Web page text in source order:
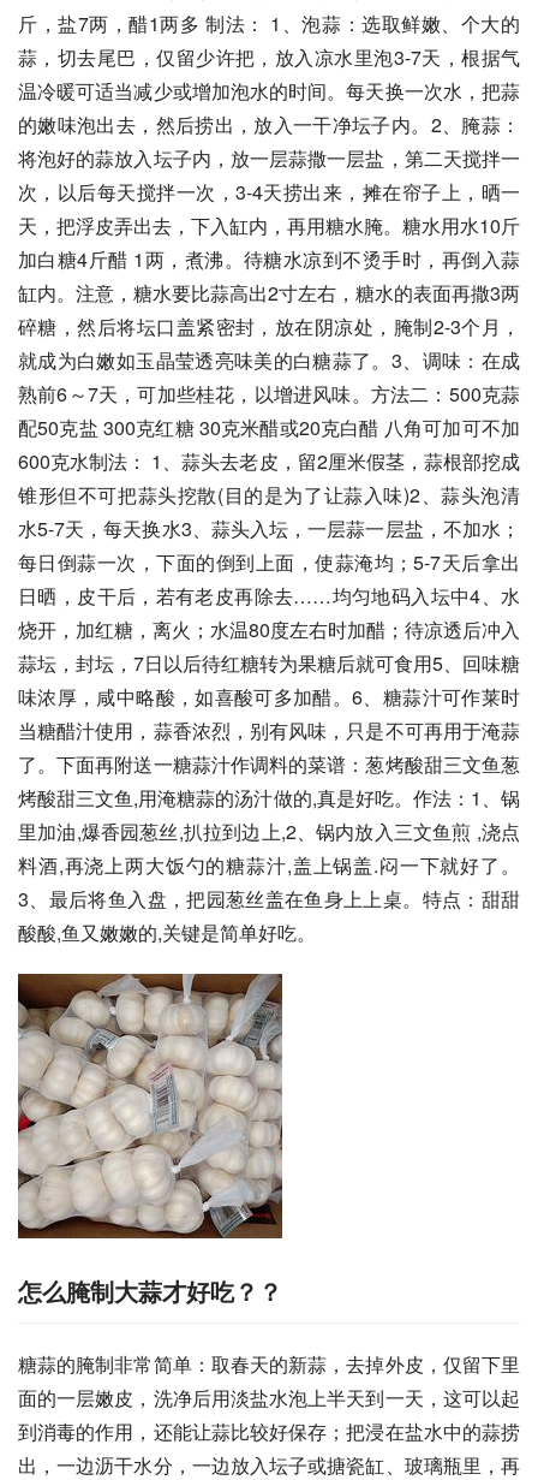
斤，盐7两，醋1两多 制法： 1、泡蒜：选取鲜嫩、个大的
蒜，切去尾巴，仅留少许把，放入凉水里泡3-7天，根据气
温冷暖可适当减少或增加泡水的时间。每天换一次水，把蒜
的嫩味泡出去，然后捞出，放入一干净坛子内。2、腌蒜：
将泡好的蒜放入坛子内，放一层蒜撒一层盐，第二天搅拌一
次，以后每天搅拌一次，3-4天捞出来，摊在帘子上，晒一
天，把浮皮弄出去，下入缸内，再用糖水腌。糖水用水10斤
加白糖4斤醋 1两，煮沸。待糖水凉到不烫手时，再倒入蒜
缸内。注意，糖水要比蒜高出2寸左右，糖水的表面再撒3两
碎糖，然后将坛口盖紧密封，放在阴凉处，腌制2-3个月，
就成为白嫩如玉晶莹透亮味美的白糖蒜了。3、调味：在成
熟前6～7天，可加些桂花，以增进风味。方法二：500克蒜
配50克盐 300克红糖 30克米醋或20克白醋 八角可加可不加
600克水制法： 1、蒜头去老皮，留2厘米假茎，蒜根部挖成
锥形但不可把蒜头挖散(目的是为了让蒜入味)2、蒜头泡清
水5-7天，每天换水3、蒜头入坛，一层蒜一层盐，不加水；
每日倒蒜一次，下面的倒到上面，使蒜淹均；5-7天后拿出
日晒，皮干后，若有老皮再除去……均匀地码入坛中4、水
烧开，加红糖，离火；水温80度左右时加醋；待凉透后冲入
蒜坛，封坛，7日以后待红糖转为果糖后就可食用5、回味糖
味浓厚，咸中略酸，如喜酸可多加醋。6、糖蒜汁可作莱时
当糖醋汁使用，蒜香浓烈，别有风味，只是不可再用于淹蒜
了。下面再附送一糖蒜汁作调料的菜谱：葱烤酸甜三文鱼葱
烤酸甜三文鱼,用淹糖蒜的汤汁做的,真是好吃。作法：1、锅
里加油,爆香园葱丝,扒拉到边上,2、锅内放入三文鱼煎 ,浇点
料酒,再浇上两大饭勺的糖蒜汁,盖上锅盖.闷一下就好了。
3、最后将鱼入盘，把园葱丝盖在鱼身上上桌。特点：甜甜
酸酸,鱼又嫩嫩的,关键是简单好吃。
怎么腌制大蒜才好吃？？
糖蒜的腌制非常简单：取春天的新蒜，去掉外皮，仅留下里
面的一层嫩皮，洗净后用淡盐水泡上半天到一天，这可以起
到消毒的作用，还能让蒜比较好保存；把浸在盐水中的蒜捞
出，一边沥干水分，一边放入坛子或搪瓷缸、玻璃瓶里，再